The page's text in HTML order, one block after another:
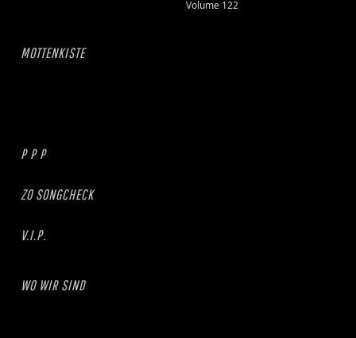
Volume 122
MOTTENKISTE
P P P
ZO SONGCHECK
V.I.P.
WO WIR SIND